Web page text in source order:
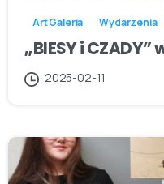
Art Galeria Wydarzenia
„BIESY i
2025-02-11